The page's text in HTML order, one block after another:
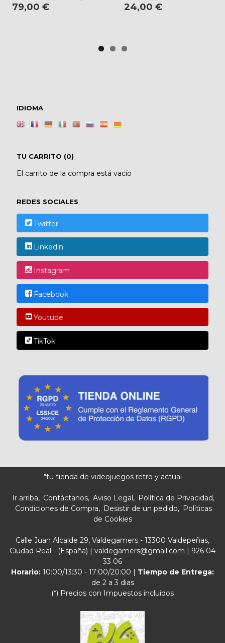
IDIOMA
TU CARRITO (0)
El carrito de la compra está vacío
REDES SOCIALES
Twitter
Linkedin
Instagram
Facebook
Youtube
TikTok
79,00 €
24,00 €
"tu tienda de videojuegos retro y actual
Ir arriba Contáctanos Aviso Legal
Política de Privacidad
Condiciones de Compra
Desistir de un pedido
Políticas
de Cookies
Calle Juan Alcaide 29, Valdegamers - 13300 Valdepeñas,
Ciudad Real - (España) | valdegamers@gmail.com | 926 04
33 06
Horario: 10:00/13:30 - 17:00/20:00 | Tiempo de Entrega:
de 2 a 3 dias
(*) Precios con Impuestos incluidos